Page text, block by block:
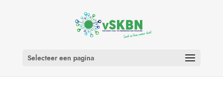
Selecteer een pagina